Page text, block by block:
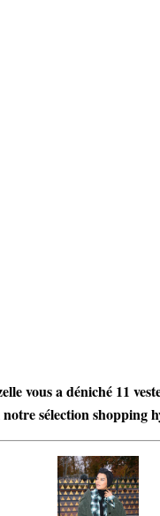
vous a déniché 11
sélection shopping